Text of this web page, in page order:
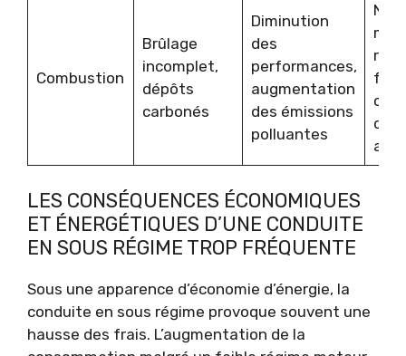
Combustion
Brûlage
incomplet,
dépôts
carbonés
Diminution
des
performances,
augmentation
des émissions
polluantes
LES CONSÉQUENCES ÉCONOMIQUES
ET ÉNERGÉTIQUES D’UNE CONDUITE
EN SOUS RÉGIME TROP FRÉQUENTE
Sous une apparence d’économie d’énergie, la
conduite en sous régime provoque souvent une
hausse des frais. L’augmentation de la